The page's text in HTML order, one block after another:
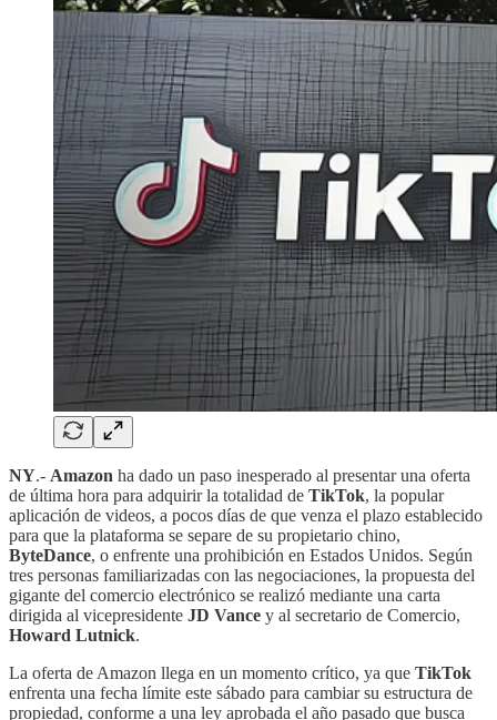
NY.- Amazon ha dado un paso inesperado al presentar una oferta
de última hora para adquirir la totalidad de TikTok, la popular
aplicación de videos, a pocos días de que venza el plazo establecido
para que la plataforma se separe de su propietario chino,
ByteDance, o enfrente una prohibición en Estados Unidos. Según
tres personas familiarizadas con las negociaciones, la propuesta del
gigante del comercio electrónico se realizó mediante una carta
dirigida al vicepresidente JD Vance y al secretario de Comercio,
Howard Lutnick.
La oferta de Amazon llega en un momento crítico, ya que TikTok
enfrenta una fecha límite este sábado para cambiar su estructura de
propiedad, conforme a una ley aprobada el año pasado que busca